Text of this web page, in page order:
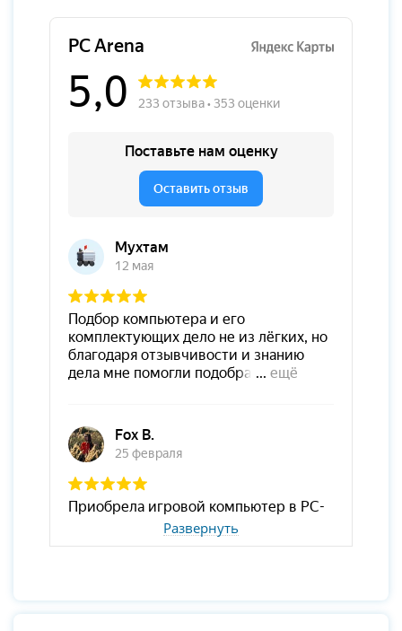
Развернуть